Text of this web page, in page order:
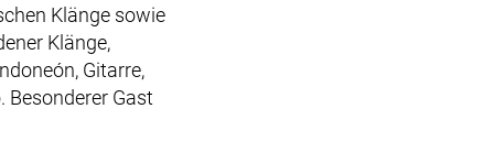
Klänge sowie
Klänge,
Gitarre,
. Besonderer Gast